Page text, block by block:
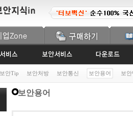
보안Tip 보안처방 보안통신 보안용어 보
보안용어